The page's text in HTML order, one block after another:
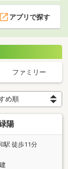
アプリで探す
ファミリー
陽
駅 徒歩11分